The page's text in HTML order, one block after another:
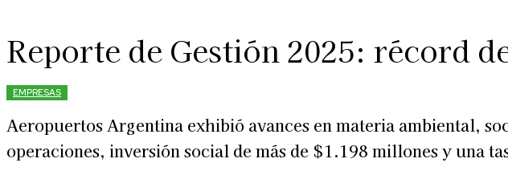
Reporte de Gestión 2025: récord
EMPRESAS
Aeropuertos Argentina exhibió avances en materia ambiental,
operaciones, inversión social de más de $1.198 millones y una